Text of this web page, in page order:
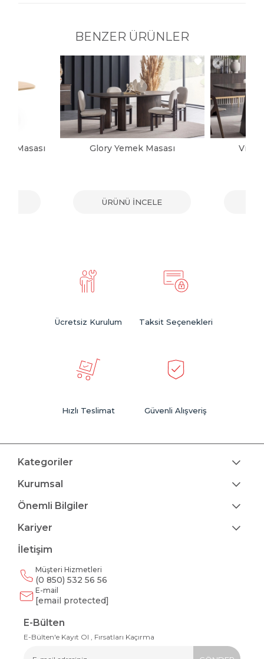
BENZER ÜRÜNLER
Masası Glory Yemek Masası
ÜRÜNÜ İNCELE
Victor
Ücretsiz Kurulum Taksit Seçenekleri
Hızlı Teslimat Güvenli Alışveriş
Kategoriler
Kurumsal
Önemli Bilgiler
Kariyer
İletişim
Müşteri Hizmetleri
(0 850) 532 56 56
E-mail
[email protected]
E-Bülten
E-Bülten'e Kayıt Ol , Fırsatları Kaçırma